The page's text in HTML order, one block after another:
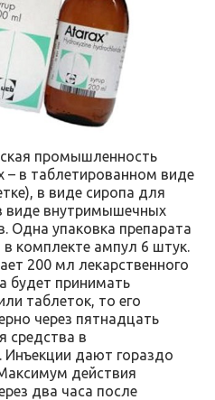
промышленность
– в таблетированном виде
в виде сиропа для
виде внутримышечных
Одна упаковка препарата
комплекте ампул 6 штук.
200 мл лекарственного
будет принимать
таблеток, то его
через пятнадцать
средства в
Инъекции дают гораздо
действия
два часа после